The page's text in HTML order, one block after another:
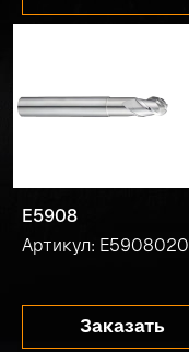
E5908
Артикул: E5908020
Заказать